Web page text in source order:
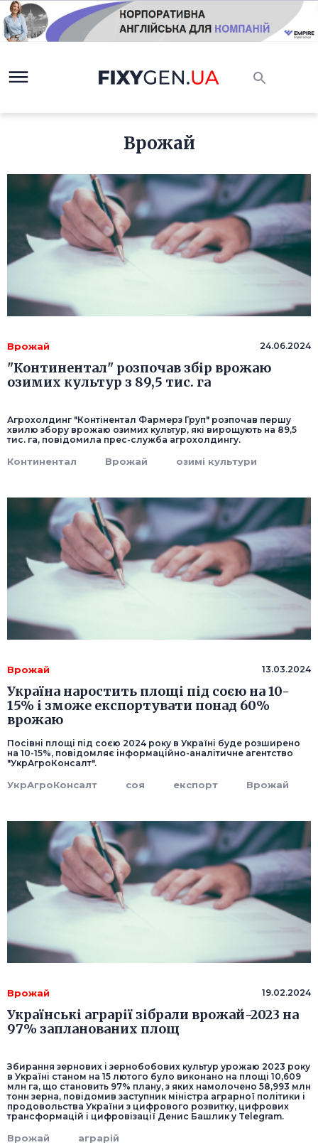
Врожай
Врожай 24.06.2024
"Континентал" розпочав збір врожаю
озимих культур з 89,5 тис. га
Агрохолдинг "Контінентал Фармерз Груп" розпочав першу
хвилю збору врожаю озимих культур, які вирощують на 89,5
тис. га, повідомила прес-служба агрохолдингу.
Континентал Врожай озимі культури
Врожай 13.03.2024
Україна наростить площі під соєю на 10-
15% і зможе експортувати понад 60%
врожаю
Посівні площі під соєю 2024 року в Україні буде розширено
на 10-15%, повідомляє інформаційно-аналітичне агентство
"УкрАгроКонсалт".
УкрАгроКонсалт соя експорт Врожай
Врожай 19.02.2024
Українські аграрії зібрали врожай-2023 на
97% запланованих площ
Збирання зернових і зернобобових культур урожаю 2023 року
в Україні станом на 15 лютого було виконано на площі 10,609
млн га, що становить 97% плану, з яких намолочено 58,993 млн
тонн зерна, повідомив заступник міністра аграрної політики і
продовольства України з цифрового розвитку, цифрових
трансформацій і цифровізації Денис Башлик у Telegram.
Врожай аграрій